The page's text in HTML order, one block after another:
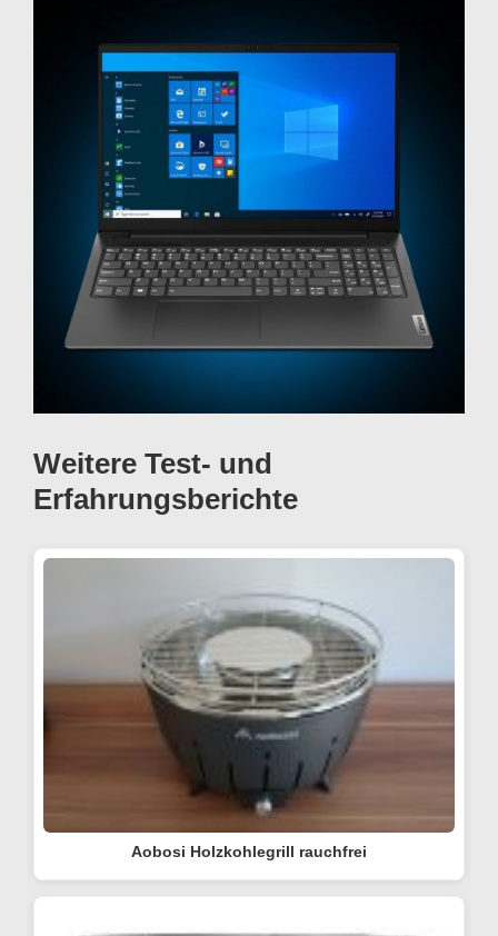
Weitere Test- und
Erfahrungsberichte
Aobosi Holzkohlegrill rauchfrei